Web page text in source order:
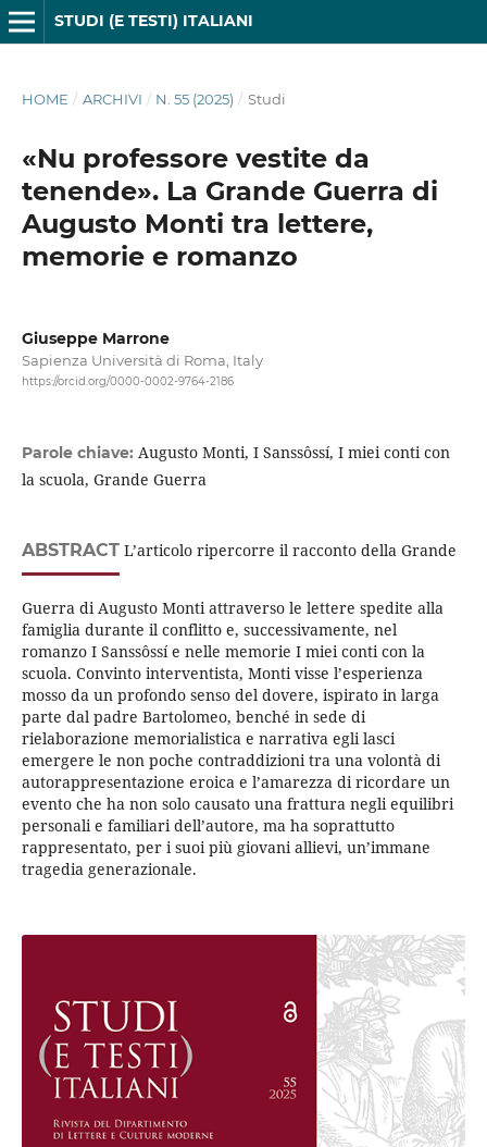
STUDI (E TESTI) ITALIANI
HOME / ARCHIVI / N. 55 (2025) / Studi
«Nu professore vestite da
tenende». La Grande Guerra di
Augusto Monti tra lettere,
memorie e romanzo
Giuseppe Marrone
Sapienza Università di Roma, Italy
https://orcid.org/0000-0002-9764-2186
Parole chiave: Augusto Monti, I Sanssôssí, I miei conti con
la scuola, Grande Guerra
ABSTRACTL’articolo ripercorre il racconto della Grande
Guerra di Augusto Monti attraverso le lettere spedite alla
famiglia durante il conflitto e, successivamente, nel
romanzo I Sanssôssí e nelle memorie I miei conti con la
scuola. Convinto interventista, Monti visse l’esperienza
mosso da un profondo senso del dovere, ispirato in larga
parte dal padre Bartolomeo, benché in sede di
rielaborazione memorialistica e narrativa egli lasci
emergere le non poche contraddizioni tra una volontà di
autorappresentazione eroica e l’amarezza di ricordare un
evento che ha non solo causato una frattura negli equilibri
personali e familiari dell’autore, ma ha soprattutto
rappresentato, per i suoi più giovani allievi, un’immane
tragedia generazionale.